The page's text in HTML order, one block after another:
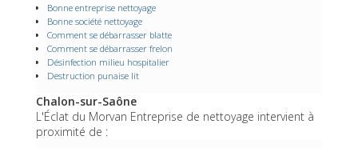
Bonne entreprise nettoyage
Bonne société nettoyage
Comment se débarrasser blatte
Comment se débarrasser frelon
Désinfection milieu hospitalier
Destruction punaise lit
Chalon-sur-Saône
L'Éclat du Morvan Entreprise de nettoyage intervient à
proximité de :